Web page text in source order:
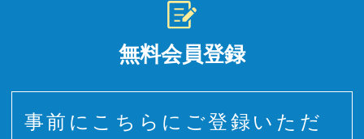
無料会員登録
事前にこちらにご登録いただ